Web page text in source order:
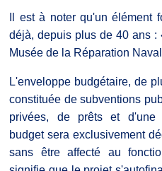
Il est à noter qu'un élément
déjà, depuis plus de 40 ans :
Musée de la Réparation
L'enveloppe budgétaire, de
constituée de subventions
privées, de prêts et d'une
budget sera exclusivement
sans être affecté au